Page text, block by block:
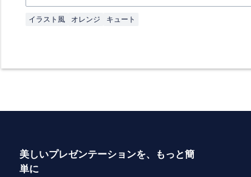
イラスト風 オレンジ キュート
美しいプレゼンテーションを、もっと簡
単に